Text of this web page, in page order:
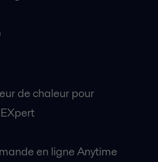
de chaleur pour
en ligne Anytime